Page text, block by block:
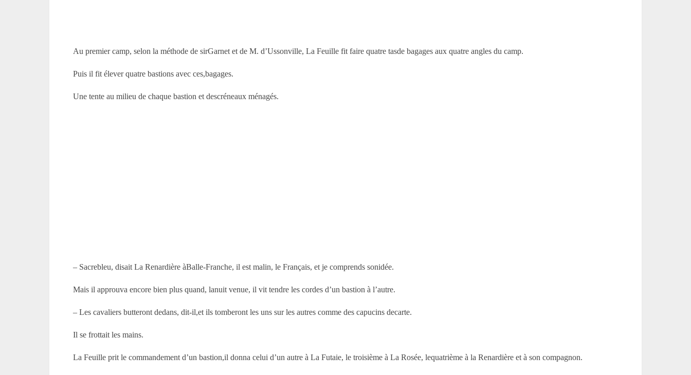
Au premier camp, selon la méthode de sirGarnet et de M. d’Ussonville, La Feuille fit faire quatre tasde bagages aux quatre angles du camp.
Puis il fit élever quatre bastions avec ces,bagages.
Une tente au milieu de chaque bastion et descréneaux ménagés.
– Sacrebleu, disait La Renardière àBalle-Franche, il est malin, le Français, et je comprends sonidée.
Mais il approuva encore bien plus quand, lanuit venue, il vit tendre les cordes d’un bastion à l’autre.
– Les cavaliers butteront dedans, dit-il,et ils tomberont les uns sur les autres comme des capucins decarte.
Il se frottait les mains.
La Feuille prit le commandement d’un bastion,il donna celui d’un autre à La Futaie, le troisième à La Rosée, lequatrième à la Renardière et à son compagnon.